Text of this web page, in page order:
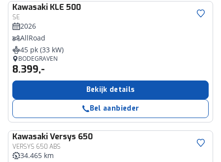
Kawasaki KLE 500
SE
2026
AllRoad
45 pk (33 kW)
BODEGRAVEN
8.399,-
Bekijk details
Bel aanbieder
KawasakiVersys 650
VERSYS 650 ABS
34.465 km